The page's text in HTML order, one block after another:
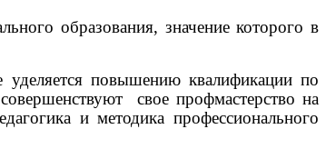
образования, значение которого в
уделяется повышению квалификации по
свое профмастерство на
и методика профессионального